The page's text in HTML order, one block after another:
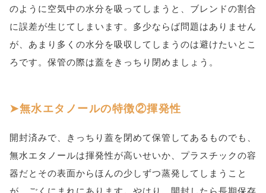
のように空気中の水分を吸ってしまうと、ブレンドの割合
に誤差が生じてしまいます。多少ならば問題はありません
が、あまり多くの水分を吸収してしまうのは避けたいとこ
ろです。保管の際は蓋をきっちり閉めましょう。
無水エタノールの特徴②揮発性
開封済みで、きっちり蓋を閉めて保管してあるものでも、
無水エタノールは揮発性が高いせいか、プラスチックの容
器だとその表面からほんの少しずつ蒸発してしまうこと
が、ごくにまれにあります。やはり、開封したら長期保存